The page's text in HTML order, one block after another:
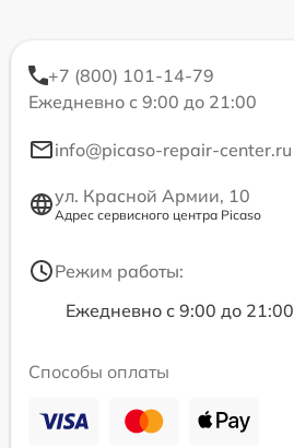
+7 (800) 101-14-79
Ежедневно с 9:00 до 21:00
info@picaso-repair-center.ru
ул. Красной Армии, 10
Адрес сервисного центра Picaso
Режим работы:
Ежедневно с 9:00 до 21:00
Способы оплаты